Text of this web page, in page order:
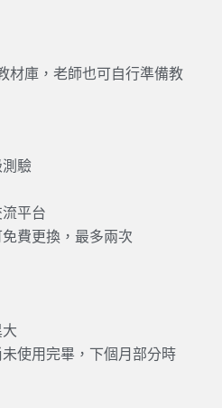
材庫，老師也可自行準備教
驗
平台
費更換，最多兩次
使用完畢，下個月部分時